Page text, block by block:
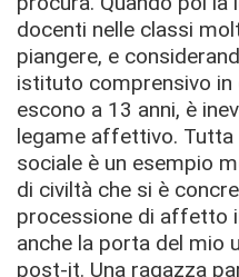
docenti nelle classi
piangere, e
istituto comprensivo in
escono a 13 anni, è
legame affettivo.
sociale è un esempio
di civiltà che si è
processione di affetto
anche la porta del mio
post-it. Una ragazza